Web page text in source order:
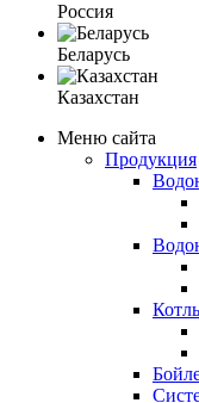
Россия
Беларусь
Казахстан
Меню сайта
Продукция